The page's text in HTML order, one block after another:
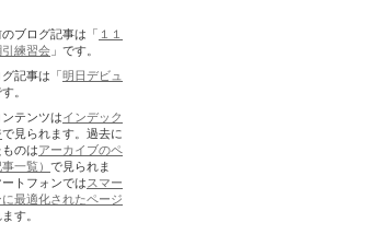
ブログ記事は「 １１
引練習会 」です。
記事は「明日デビュ
。
テンツはインデック
で見られます。過去に
のはアーカイブのペ
一覧） で見られま
トフォンでは スマー
に最適化されたページ
す。